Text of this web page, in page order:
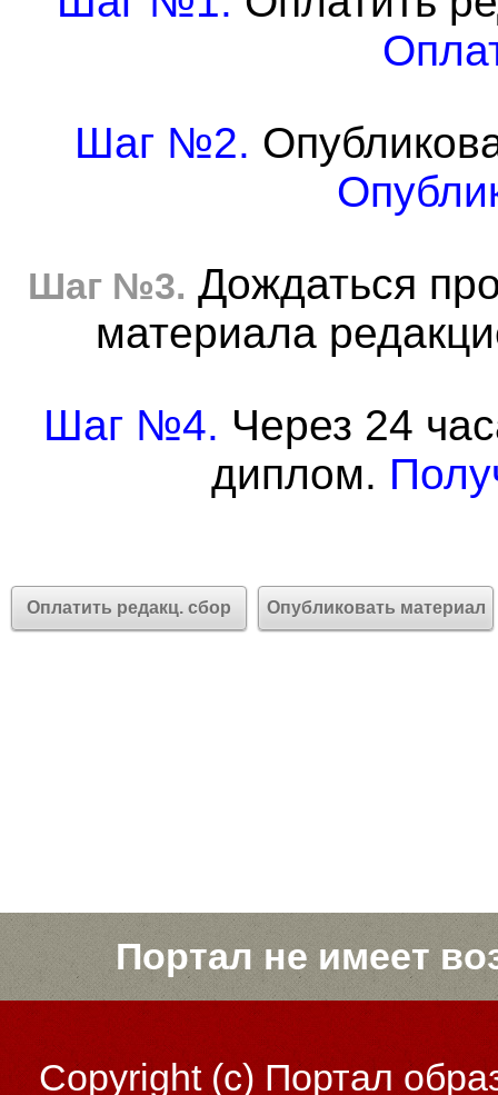
Шаг №2.
Шаг №3. Дождаться
материала
Шаг №4. Через 24
диплом.
Оплатить редакц. сбор Опубликовать материал
Портал не имеет
Copyright (c)Портал